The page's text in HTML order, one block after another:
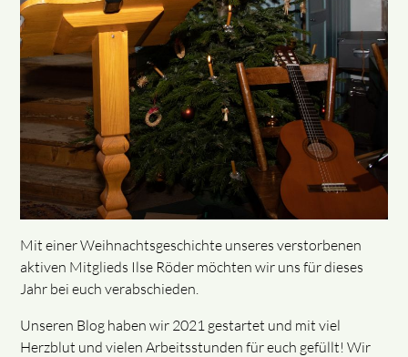
Mit einer Weihnachtsgeschichte unseres verstorbenen
aktiven Mitglieds Ilse Röder möchten wir uns für dieses
Jahr bei euch verabschieden.
Unseren Blog haben wir 2021 gestartet und mit viel
Herzblut und vielen Arbeitsstunden für euch gefüllt! Wir